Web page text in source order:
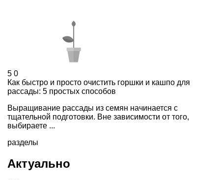
5 0
Как быстро и просто очистить горшки и кашпо для
рассады: 5 простых способов
Выращивание рассады из семян начинается с
тщательной подготовки. Вне зависимости от того,
выбираете ...
разделы
Актуально